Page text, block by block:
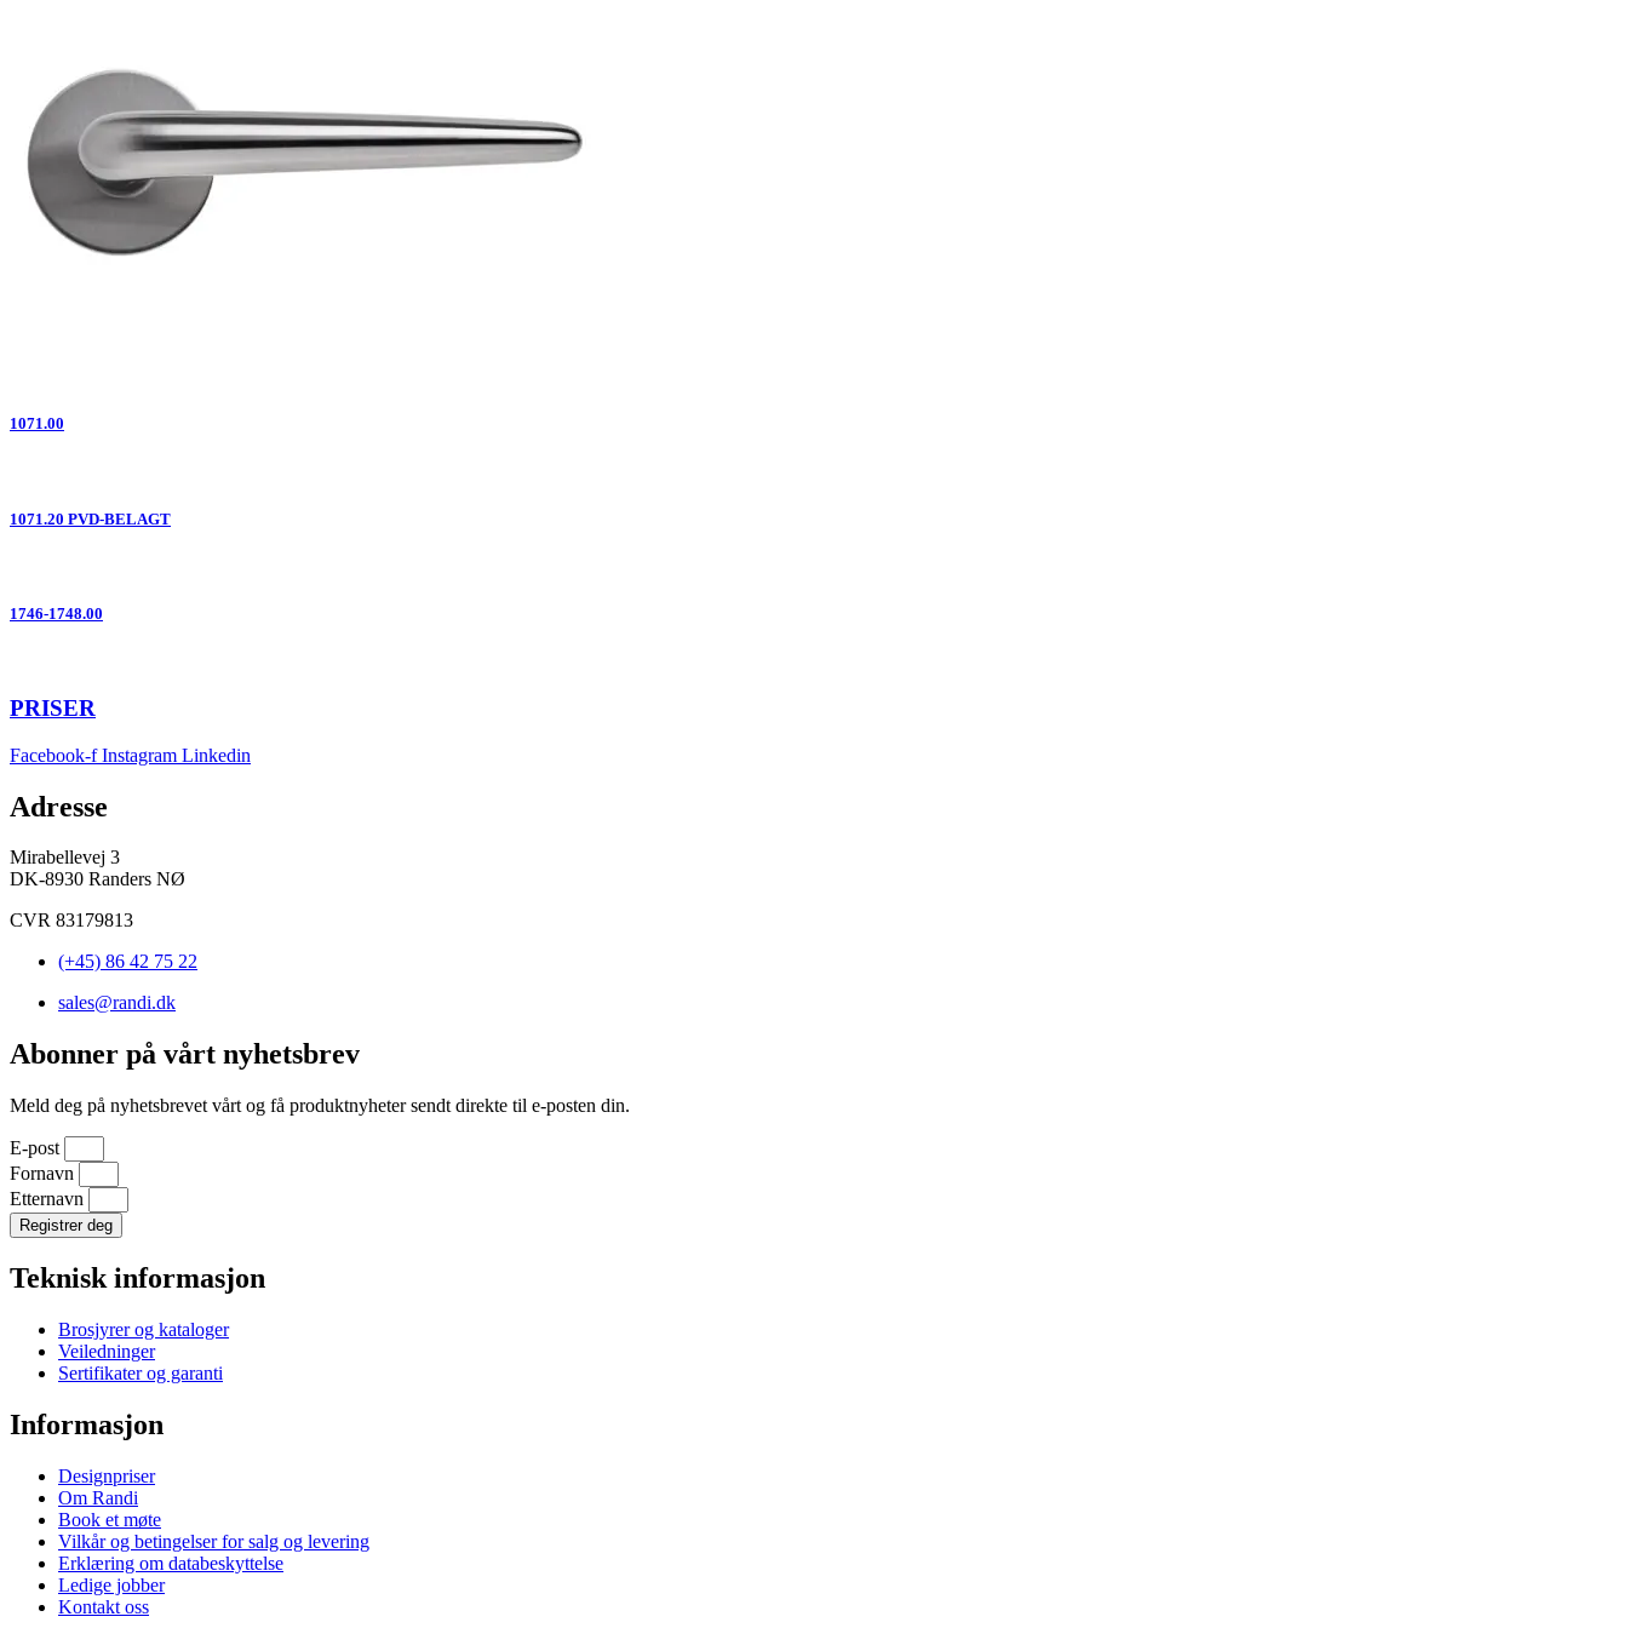
1071.00
1071.20 PVD-BELAGT
1746-1748.00
PRISER
Facebook-f Instagram Linkedin
Adresse
Mirabellevej 3
DK-8930 Randers NØ
CVR 83179813
(+45) 86 42 75 22
sales@randi.dk
Abonner på vårt nyhetsbrev
Meld deg på nyhetsbrevet vårt og få produktnyheter sendt direkte til e-posten din.
E-post
Fornavn
Etternavn
Registrer deg
Teknisk informasjon
Brosjyrer og kataloger
Veiledninger
Sertifikater og garanti
Informasjon
Designpriser
Om Randi
Book et møte
Vilkår og betingelser for salg og levering
Erklæring om databeskyttelse
Ledige jobber
Kontakt oss